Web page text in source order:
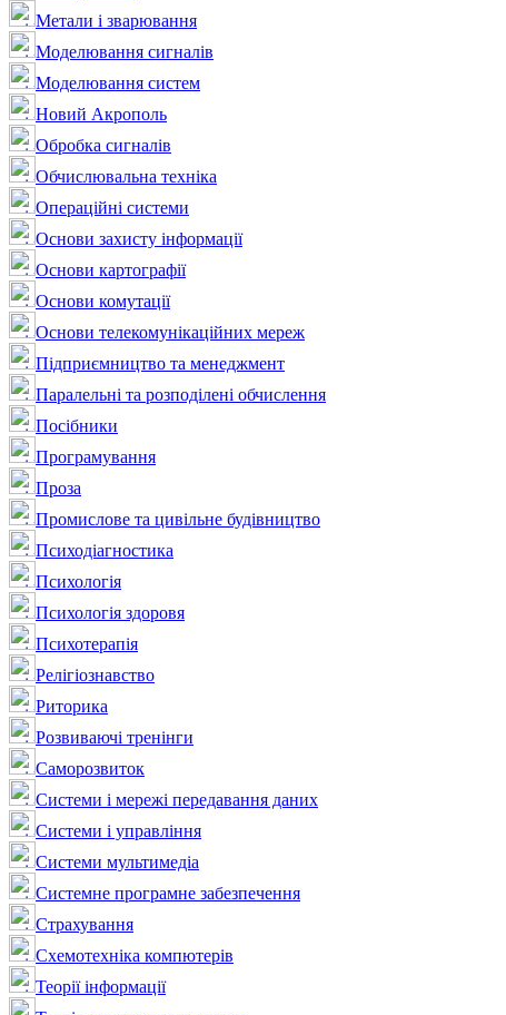
Метали і зварювання
Моделювання сигналів
Моделювання систем
Новий Акрополь
Обробка сигналів
Обчислювальна техніка
Операційні системи
Основи захисту інформації
Основи картографії
Основи комутації
Основи телекомунікаційних мереж
Підприємництво та менеджмент
Паралельні та розподілені обчислення
Посібники
Програмування
Проза
Промислове та цивільне будівництво
Психодіагностика
Психологія
Психологія здоровя
Психотерапія
Релігіознавство
Риторика
Розвиваючі тренінги
Саморозвиток
Системи і мережі передавання даних
Системи і управління
Системи мультимедіа
Системне програмне забезпечення
Страхування
Схемотехніка компютерів
Теорії інформації